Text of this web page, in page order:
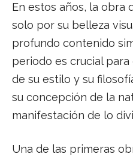
En estos años, la obra
solo por su belleza
profundo contenido
periodo es crucial
de su estilo y su
su concepción de la
manifestación de lo
Una de las primeras